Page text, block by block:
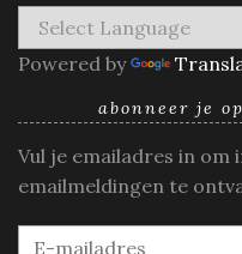
Powered by
abonneer je
Vul je emailadres in om
emailmeldingen te
E-